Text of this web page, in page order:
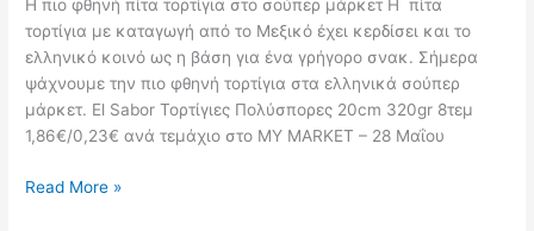
Η πιο φθηνή πίτα τορτίγια στο σούπερ μάρκετ Η πίτα
τορτίγια με καταγωγή από το Μεξικό έχει κερδίσει και το
ελληνικό κοινό ως η βάση για ένα γρήγορο σνακ. Σήμερα
ψάχνουμε την πιο φθηνή τορτίγια στα ελληνικά σούπερ
μάρκετ. El Sabor Τορτίγιες Πολύσπορες 20cm 320gr 8τεμ
1,86€/0,23€ ανά τεμάχιο στο MY MARKET – 28 Μαΐου
Η
Read More »